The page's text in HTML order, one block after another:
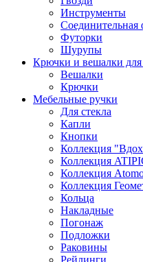
Инструменты
Соединительная
Футорки
Шурупы
Крючки и вешалки для
Вешалки
Крючки
Мебельные ручки
Для стекла
Капли
Кнопки
Коллекция
Коллекция
Коллекция
Коллекция
Кольца
Накладные
Погонаж
Подложки
Раковины
Рейлинги